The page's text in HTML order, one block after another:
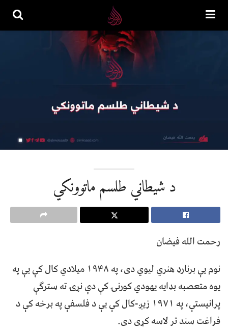
د شیطاني طلسم ماتوونکي
رحمت الله فیضان
نوم یې برنارډ هنري لیوي دی، په ۱۹۴۸ میلادي کال کې یې په
یوه متعصبه بډایه یهودي کورنۍ کې دې نړۍ ته سترګې
پرانیستې، په ۱۹۷۱ زیږ-کال کې یې د فلسفې په برخه کې د
فراغت سند تر لاسه کړی دی.